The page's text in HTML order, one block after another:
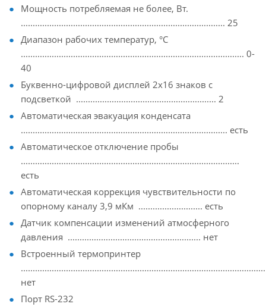
Мощность потребляемая не более, Вт.
...................................................................................... 25
Диапазон рабочих температур, °С
.............................................................................................. 0-
40
Буквенно-цифровой дисплей 2х16 знаков с
подсветкой ........................................................... 2
Автоматическая эвакуация конденсата
....................................................................................... есть
Автоматическое отключение пробы
............................................................................................
есть
Автоматическая коррекция чувствительности по
опорному каналу 3,9 мКм ........................... есть
Датчик компенсации изменений атмосферного
давления ........................................................ нет
Встроенный термопринтер
нет
Порт RS-232